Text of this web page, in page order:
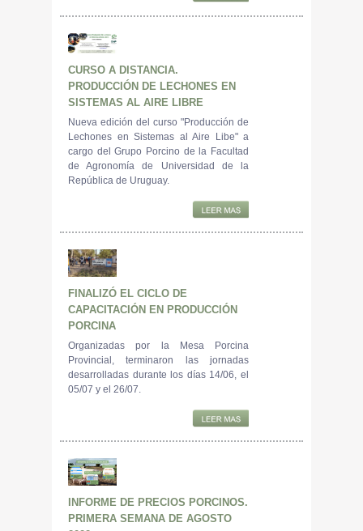
CURSO A DISTANCIA.
PRODUCCIÓN DE LECHONES EN
SISTEMAS AL AIRE LIBRE
Nueva edición del curso "Producción de
Lechones en Sistemas al Aire Libe" a
cargo del Grupo Porcino de la Facultad
de Agronomía de Universidad de la
República de Uruguay.
FINALIZÓ EL CICLO DE
CAPACITACIÓN EN PRODUCCIÓN
PORCINA
Organizadas por la Mesa Porcina
Provincial, terminaron las jornadas
desarrolladas durante los días 14/06, el
05/07 y el 26/07.
INFORME DE PRECIOS PORCINOS.
PRIMERA SEMANA DE AGOSTO